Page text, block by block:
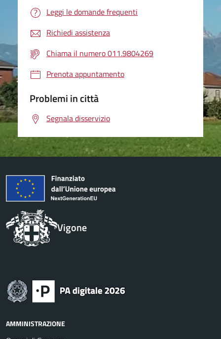
Leggi le domande frequenti
Richiedi assistenza
Chiama il numero 011.9804269
Prenota appuntamento
Problemi in città
Segnala disservizio
Vigone
AMMINISTRAZIONE